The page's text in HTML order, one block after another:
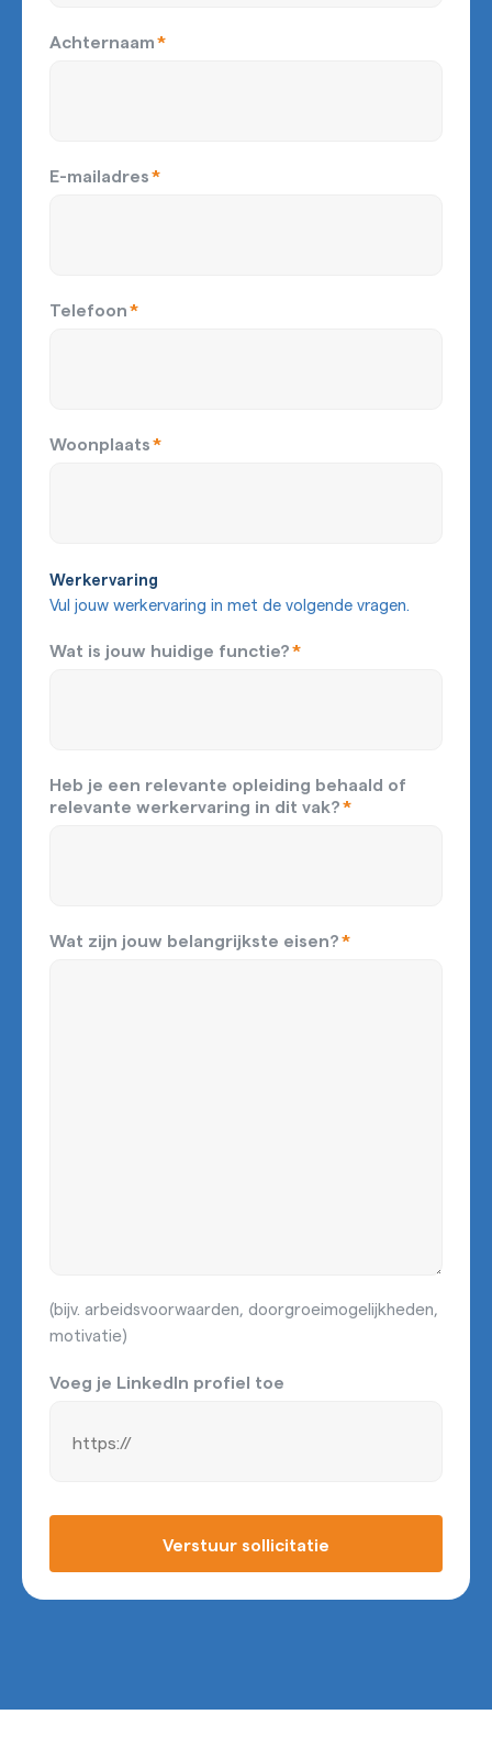
Achternaam*
E-mailadres*
Telefoon*
Woonplaats*
Werkervaring
Vul jouw werkervaring in met de volgende vragen.
Wat is jouw huidige functie?*
Heb je een relevante opleiding behaald of
relevante werkervaring in dit vak?*
Wat zijn jouw belangrijkste eisen?*
(bijv. arbeidsvoorwaarden, doorgroeimogelijkheden,
motivatie)
Voeg je LinkedIn profiel toe
Verstuur sollicitatie